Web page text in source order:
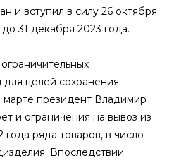
и вступил в силу 26 октября
31 декабря 2023 года.
целей сохранения
марте президент Владимир
и ограничения на вывоз из
ряда товаров, в число
Впоследствии